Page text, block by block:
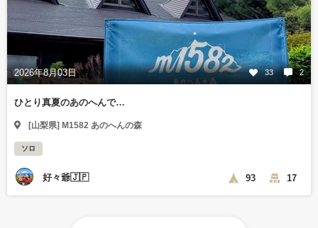
2026年8月03日 33 2
ひとり真夏のあのへんで…
[山梨県] M1582 あのへんの森
ソロ
好々爺🇯🇵 93 17